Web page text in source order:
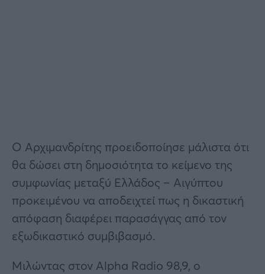
Ο Αρχιμανδρίτης προειδοποίησε μάλιστα ότι
θα δώσει στη δημοσιότητα το κείμενο της
συμφωνίας μεταξύ Ελλάδος – Αιγύπτου
προκειμένου να αποδειχτεί πως η δικαστική
απόφαση διαφέρει παρασάγγας από τον
εξωδικαστικό συμβιβασμό.
Μιλώντας στον Alpha Radio 98,9, ο